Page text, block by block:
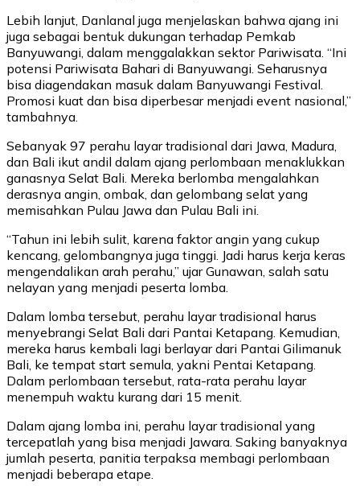
Lebih lanjut, Danlanal juga menjelaskan bahwa ajang ini
juga sebagai bentuk dukungan terhadap Pemkab
Banyuwangi, dalam menggalakkan sektor Pariwisata. “Ini
potensi Pariwisata Bahari di Banyuwangi. Seharusnya
bisa diagendakan masuk dalam Banyuwangi Festival.
Promosi kuat dan bisa diperbesar menjadi event nasional,”
tambahnya.
Sebanyak 97 perahu layar tradisional dari Jawa, Madura,
dan Bali ikut andil dalam ajang perlombaan menaklukkan
ganasnya Selat Bali. Mereka berlomba mengalahkan
derasnya angin, ombak, dan gelombang selat yang
memisahkan Pulau Jawa dan Pulau Bali ini.
“Tahun ini lebih sulit, karena faktor angin yang cukup
kencang, gelombangnya juga tinggi. Jadi harus kerja keras
mengendalikan arah perahu,” ujar Gunawan, salah satu
nelayan yang menjadi peserta lomba.
Dalam lomba tersebut, perahu layar tradisional harus
menyebrangi Selat Bali dari Pantai Ketapang. Kemudian,
mereka harus kembali lagi berlayar dari Pantai Gilimanuk
Bali, ke tempat start semula, yakni Pentai Ketapang.
Dalam perlombaan tersebut, rata-rata perahu layar
menempuh waktu kurang dari 15 menit.
Dalam ajang lomba ini, perahu layar tradisional yang
tercepatlah yang bisa menjadi Jawara. Saking banyaknya
jumlah peserta, panitia terpaksa membagi perlombaan
menjadi beberapa etape.